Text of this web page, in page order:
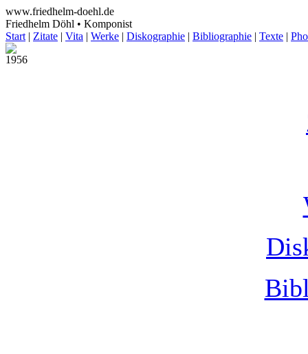
www.friedhelm-doehl.de
Friedhelm Döhl • Komponist
Start | Zitate | Vita | Werke | Diskographie | Bibliographie | Texte |
1956